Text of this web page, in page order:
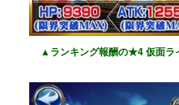
▲ランキング報酬の★4 仮面ラ